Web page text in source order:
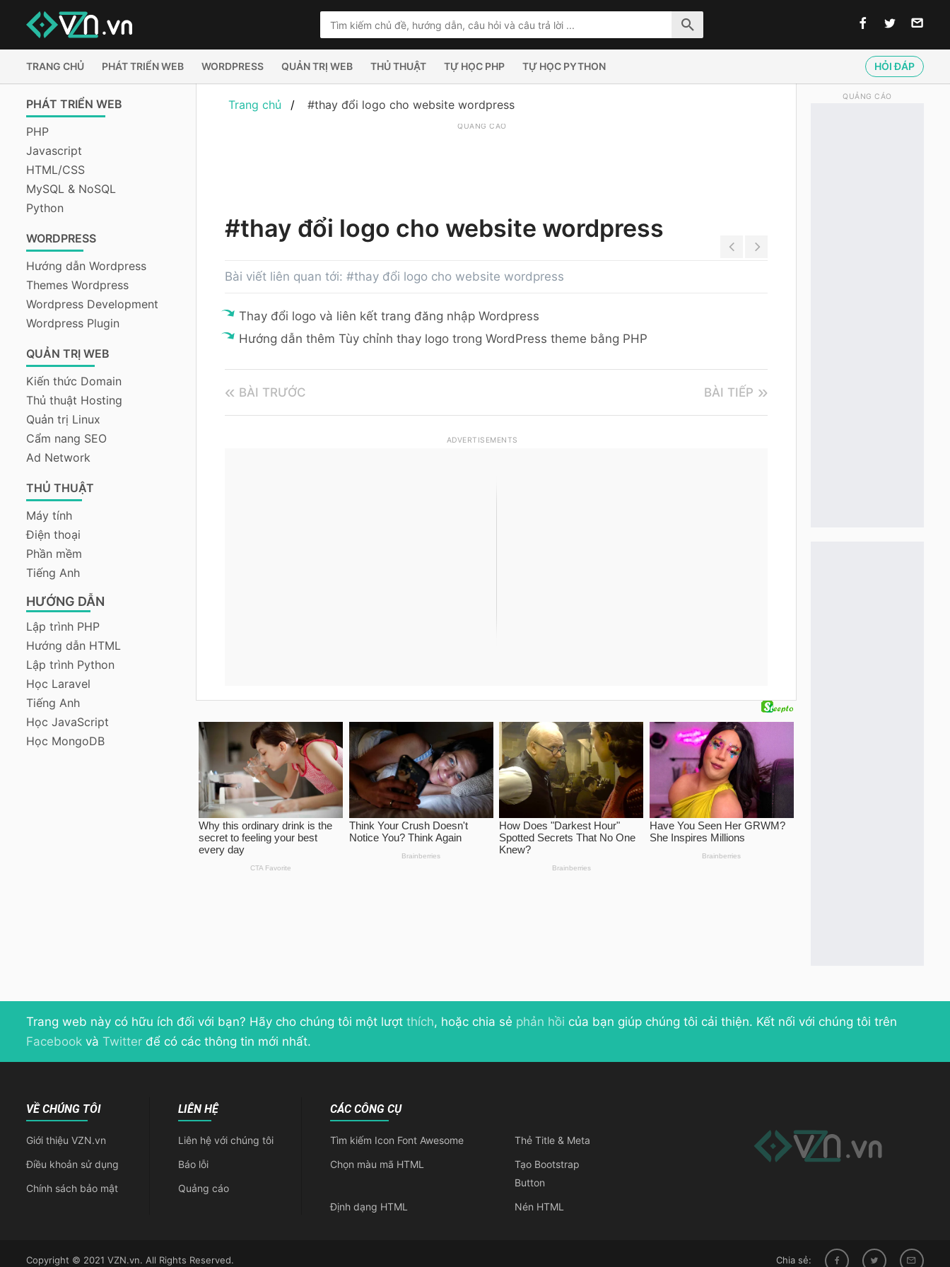
TRANG CHỦ PHÁT TRIỂN WEB WORDPRESS QUẢN TRỊ WEB THỦ THUẬT TỰ HỌC PHP TỰ HỌC PYTHON HỎI ĐÁP
PHÁT TRIỂN WEB
PHP
Javascript
HTML/CSS
MySQL & NoSQL
Python
WORDPRESS
Hướng dẫn Wordpress
Themes Wordpress
Wordpress Development
Wordpress Plugin
QUẢN TRỊ WEB
Kiến thức Domain
Thủ thuật Hosting
Quản trị Linux
Cẩm nang SEO
Ad Network
THỦ THUẬT
Máy tính
Điện thoại
Phần mềm
Tiếng Anh
HƯỚNG DẪN
Lập trình PHP
Hướng dẫn HTML
Lập trình Python
Học Laravel
Tiếng Anh
Học JavaScript
Học MongoDB
Trang chủ #thay đổi logo cho website wordpress
QUẢNG CÁO
#thay đổi logo cho website wordpress
Bài viết liên quan tới: #thay đổi logo cho website wordpress
Thay đổi logo và liên kết trang đăng nhập Wordpress
Hướng dẫn thêm Tùy chỉnh thay logo trong WordPress theme bằng PHP
BÀI TRƯỚC BÀI TIẾP
ADVERTISEMENTS
QUẢNG CÁO
Trang web này có hữu ích đối với bạn? Hãy cho chúng tôi một lượt thích, hoặc chia sẻ phản hồi của bạn giúp chúng tôi cải thiện. Kết nối với chúng tôi trên
Facebook và Twitter để có các thông tin mới nhất.
VỀ CHÚNG TÔI
Giới thiệu VZN.vn
Điều khoản sử dụng
Chính sách bảo mật
LIÊN HỆ
Liên hệ với chúng tôi
Báo lỗi
Quảng cáo
CÁC CÔNG CỤ
Tìm kiếm Icon Font Awesome
Thẻ Title & Meta
Chọn màu mã HTML
Tạo Bootstrap
Button
Định dạng HTML
Nén HTML
Copyright © 2021 VZN.vn. All Rights Reserved. Chia sẻ: